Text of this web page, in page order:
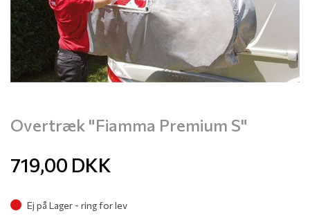
Overtræk "Fiamma Premium S"
719,00 DKK
Ej på Lager - ring for lev